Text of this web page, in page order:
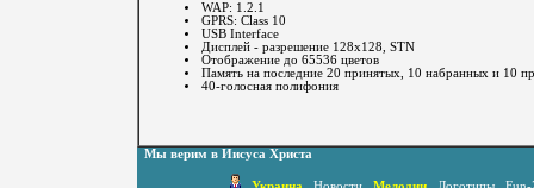
WAP: 1.2.1
GPRS: Class 10
USB Interface
Дисплей - разрешение 128х128, STN
Отображение до 65536 цветов
Память на последние 20 принятых, 10 набранных и 10
40-голосная полифония
Мы верим в Иисуса Христа